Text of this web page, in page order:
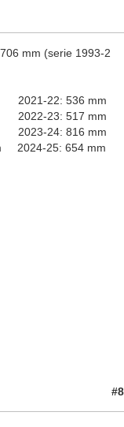
mm (serie 1993-2
22: 536 mm
23: 517 mm
24: 816 mm
25: 654 mm
#8